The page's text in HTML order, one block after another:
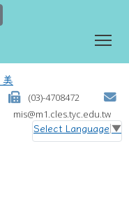
(03)-4708472
mis@m1.cles.tyc.edu.tw
Select Language ▼